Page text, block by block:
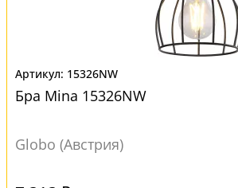
15326NW
Бра Mina 15326NW
Globo (Австрия)